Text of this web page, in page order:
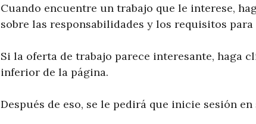
Cuando encuentre un trabajo que le interese,
sobre las responsabilidades y los requisitos para
Si la oferta de trabajo parece interesante, haga
inferior de la página.
Después de eso, se le pedirá que inicie sesión